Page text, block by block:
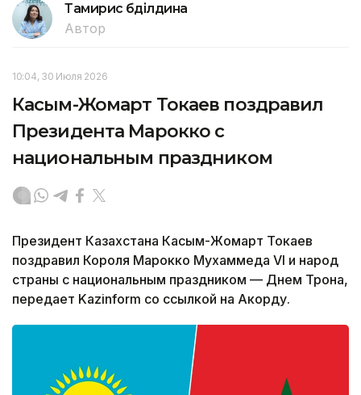
Тамирис Әбділдина
Автор
10:04, 30 Июля 2026
Касым-Жомарт Токаев поздравил
Президента Марокко с
национальным праздником
Президент Казахстана Касым-Жомарт Токаев
поздравил Короля Марокко Мухаммеда VI и народ
страны с национальным праздником — Днем Трона,
передает Kazinform со ссылкой на Акорду.